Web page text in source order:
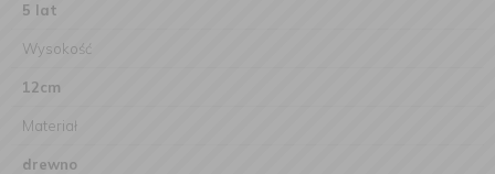
5 lat
Wysokość
12cm
Materiał
drewno